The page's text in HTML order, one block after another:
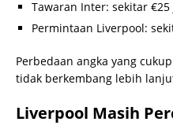
Tawaran Inter: sekitar €25
Permintaan Liverpool:
Perbedaan angka yang
tidak berkembang lebih
Liverpool Masih